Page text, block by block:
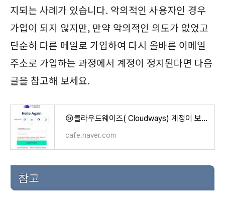
지되는 사례가 있습니다. 악의적인 사용자인 경우
가입이 되지 않지만, 만약 악의적인 의도가 없었고
단순히 다른 메일로 가입하여 다시 올바른 이메일
주소로 가입하는 과정에서 계정이 정지된다면 다음
글을 참고해 보세요.
😢클라우드웨이즈( Cloudways) 계정이 보류가 되는 경우
cafe.naver.com
참고